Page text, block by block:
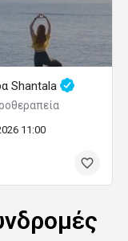
Shantala
11:00